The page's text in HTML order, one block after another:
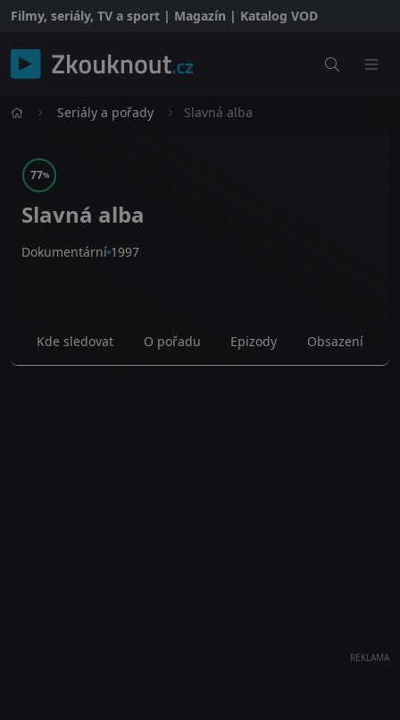
Filmy, seriály, TV a sport | Magazín | Katalog VOD
Seriály a pořady Slavná alba
77%
Slavná alba
Dokumentární 1997
Kde sledovat O pořadu Epizody Obsazení
REKLAMA